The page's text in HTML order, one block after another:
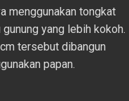
menggunakan tongkat
yang lebih kokoh.
tersebut dibangun
papan.